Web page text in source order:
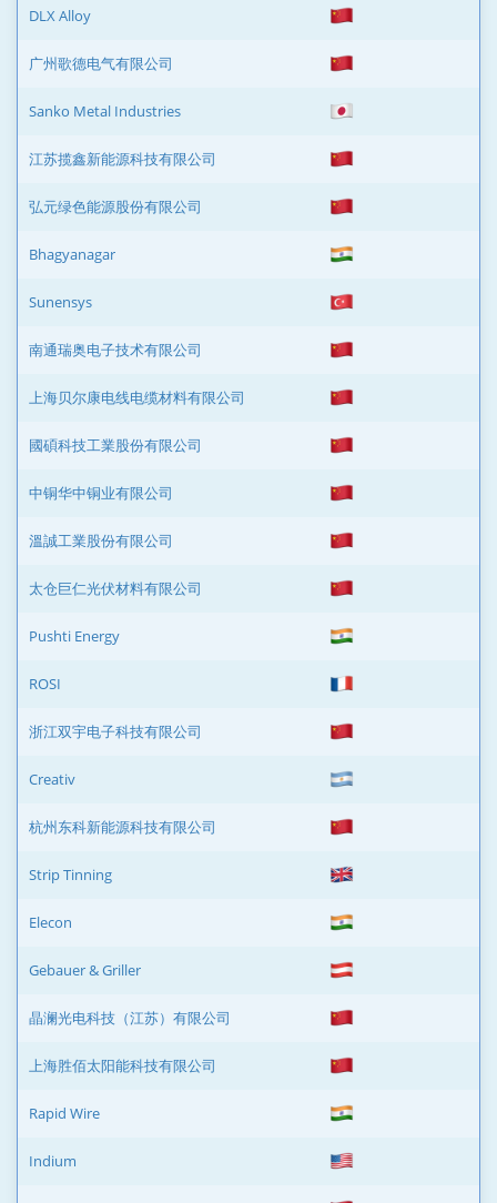
DLX Alloy
广州歌德电气有限公司
Sanko Metal Industries
江苏揽鑫新能源科技有限公司
弘元绿色能源股份有限公司
Bhagyanagar
Sunensys
南通瑞奥电子技术有限公司
上海贝尔康电线电缆材料有限公司
國碩科技工業股份有限公司
中铜华中铜业有限公司
溫誠工業股份有限公司
太仓巨仁光伏材料有限公司
Pushti Energy
ROSI
浙江双宇电子科技有限公司
Creativ
杭州东科新能源科技有限公司
Strip Tinning
Elecon
Gebauer & Griller
晶澜光电科技（江苏）有限公司
上海胜佰太阳能科技有限公司
Rapid Wire
Indium